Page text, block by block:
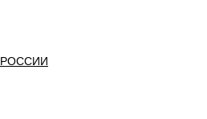
РОССИИ